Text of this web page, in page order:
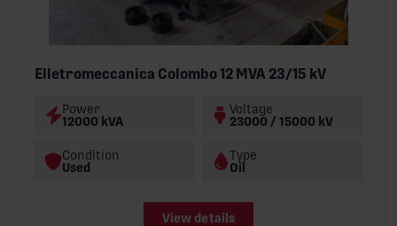
Elletromeccanica Colombo 12 MVA 23/15 kV
Power
12000 kVA
Voltage
23000 / 15000 kV
Condition
Used
Type
Oil
View details